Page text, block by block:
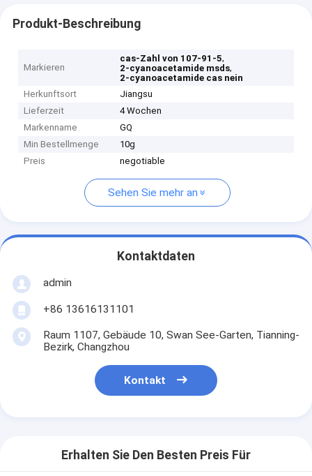
Produkt-Beschreibung
Markieren
cas-Zahl von 107-91-5,
2-cyanoacetamide msds,
2-cyanoacetamide cas nein
Herkunftsort
Jiangsu
Lieferzeit
4 Wochen
Markenname
GQ
Min Bestellmenge
10g
Preis
negotiable
Sehen Sie mehr an
Kontaktdaten
admin
+86 13616131101
Raum 1107, Gebäude 10, Swan See-Garten, Tianning-
Bezirk, Changzhou
Kontakt
Erhalten Sie Den Besten Preis Für